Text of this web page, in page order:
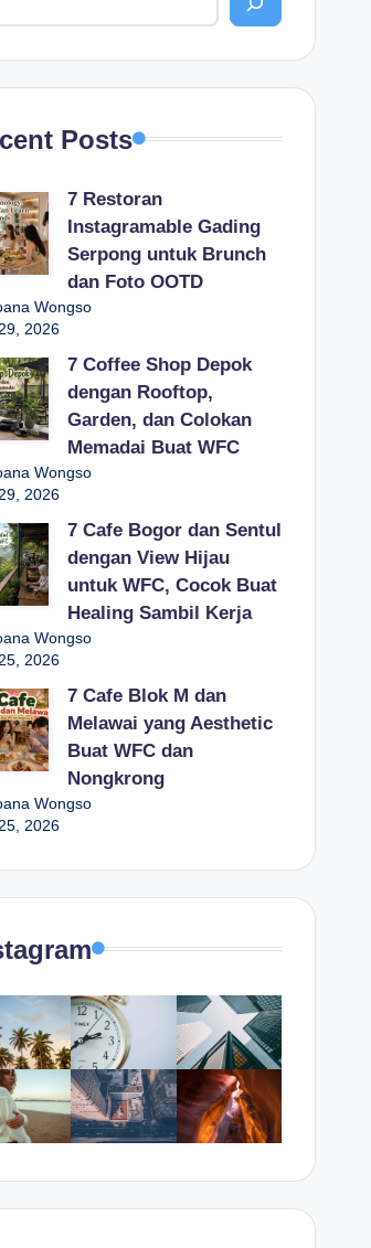
Posts
7 Restoran
Instagramable Gading
Serpong untuk Brunch
dan Foto OOTD
Wongso
2026
7 Coffee Shop Depok
dengan Rooftop,
Garden, dan Colokan
Memadai Buat WFC
Wongso
2026
7 Cafe Bogor dan Sentul
dengan View Hijau
untuk WFC, Cocok Buat
Healing Sambil Kerja
Wongso
2026
7 Cafe Blok M dan
Melawai yang Aesthetic
Buat WFC dan
Nongkrong
Wongso
2026